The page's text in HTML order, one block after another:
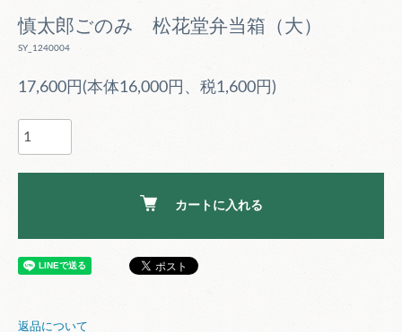
慎太郎ごのみ 松花堂弁当箱（大）
SY_1240004
17,600円(本体16,000円、税1,600円)
カートに入れる
返品について